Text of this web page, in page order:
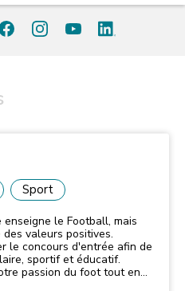
Sport
le Football, mais
valeurs positives.
le concours d'entrée afin de
sportif et éducatif.
passion du foot tout en